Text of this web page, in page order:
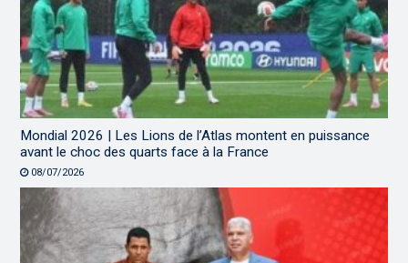
Mondial 2026 | Les Lions de l’Atlas montent en puissance
avant le choc des quarts face à la France
08/07/2026